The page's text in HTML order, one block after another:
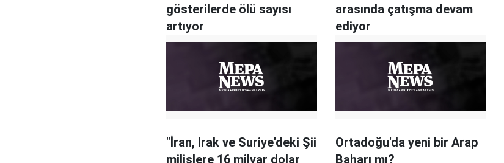
gösterilerde ölü sayısı
artıyor
arasında çatışma devam
ediyor
"İran, Irak ve Suriye'deki Şii
milislere 16 milyar dolar
Ortadoğu'da yeni bir Arap
Baharı mı?